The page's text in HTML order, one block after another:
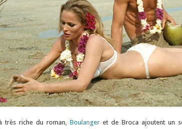
très riche du roman,Boulanger et de Broca ajoutent un